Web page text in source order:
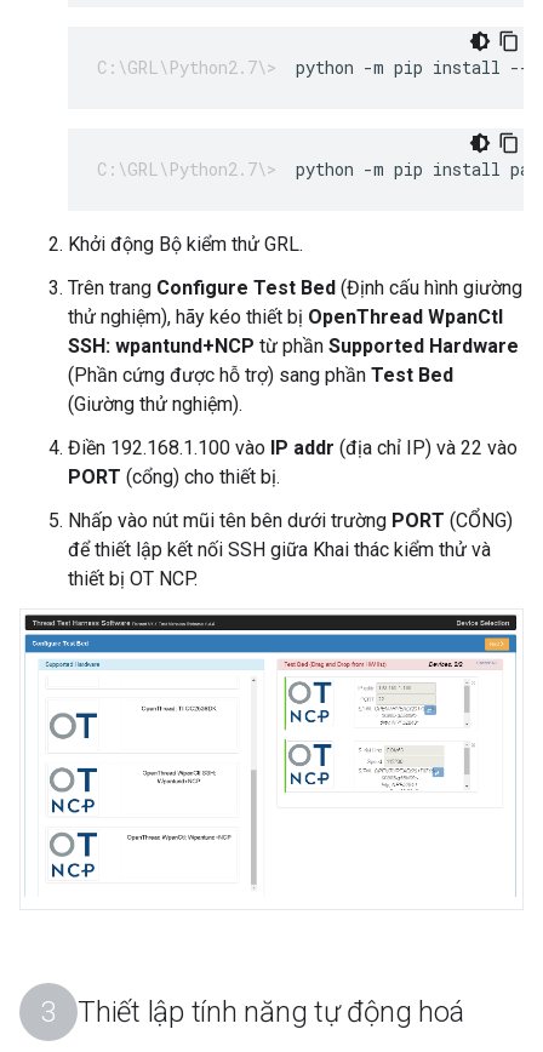
python -m pip install --
python -m pip install
Khởi động Bộ kiểm thử GRL.
Trên trang Configure Test Bed (Định cấu hình giường
thử nghiệm), hãy kéo thiết bị OpenThread WpanCtl
SSH: wpantund+NCP từ phần Supported Hardware
(Phần cứng được hỗ trợ) sang phần Test Bed
(Giường thử nghiệm).
Điền 192.168.1.100 vào IP addr (địa chỉ IP) và 22 vào
PORT (cổng) cho thiết bị.
Nhấp vào nút mũi tên bên dưới trường PORT (CỔNG)
để thiết lập kết nối SSH giữa Khai thác kiểm thử và
thiết bị OT NCP.
Thiết lập tính năng tự động hoá